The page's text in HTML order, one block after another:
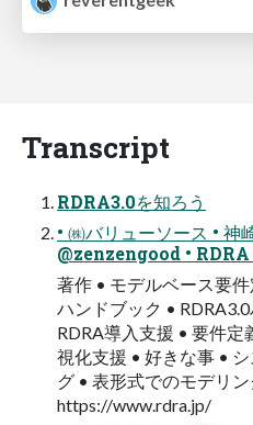
Transcript
RDRA3.0を知ろう
• ㈱バリューソース •
@zenzengood •
著作 • モデルベース要
ハンドブック •
RDRA導入支援 • 要件
視化支援 • 好きな事 •
グ • 表形式でのモデリ
https://www.rdra.jp/